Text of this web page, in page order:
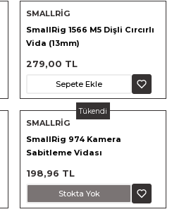
SMALLRİG
SmallRig 1566 M5 Dişli Cırcırlı
Vida (13mm)
279,00 TL
Sepete Ekle
Tükendi
SMALLRİG
SmallRig 974 Kamera
Sabitleme Vidası
198,96 TL
Stokta Yok